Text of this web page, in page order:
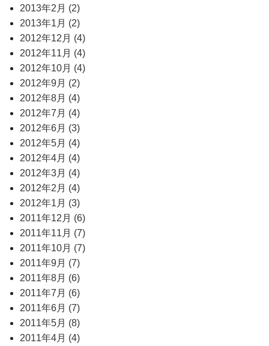
2013年2月 (2)
2013年1月 (2)
2012年12月 (4)
2012年11月 (4)
2012年10月 (4)
2012年9月 (2)
2012年8月 (4)
2012年7月 (4)
2012年6月 (3)
2012年5月 (4)
2012年4月 (4)
2012年3月 (4)
2012年2月 (4)
2012年1月 (3)
2011年12月 (6)
2011年11月 (7)
2011年10月 (7)
2011年9月 (7)
2011年8月 (6)
2011年7月 (6)
2011年6月 (7)
2011年5月 (8)
2011年4月 (4)